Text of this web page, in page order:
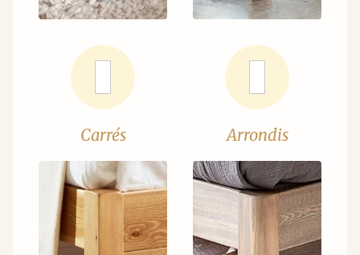
Carrés Arrondis